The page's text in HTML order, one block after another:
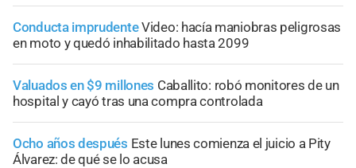
Conducta imprudenteVideo: hacía maniobras peligrosas
en moto y quedó inhabilitado hasta 2099
Valuados en $9 millones Caballito: robó monitores de un
hospital y cayó tras una compra controlada
Ocho años después Este lunes comienza el juicio a Pity
Álvarez: de qué se lo acusa